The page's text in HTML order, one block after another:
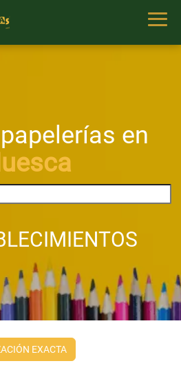
en
EXACTA